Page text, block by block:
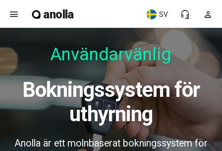
menu anolla person
headset_mic
SV
Användarvänlig
Bokningssystem för
uthyrning
Anolla är ett molnbaserat bokningssystem för